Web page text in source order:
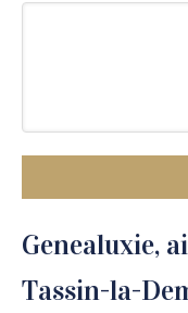
Genealuxie,
Tassin-la-